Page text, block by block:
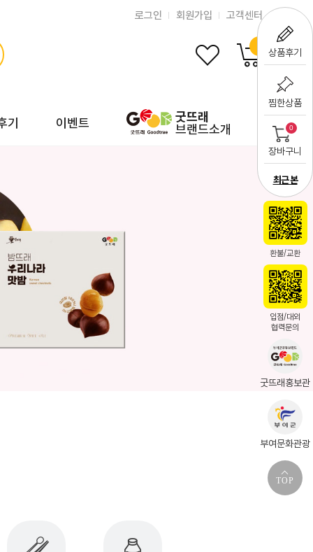
상품후기
찜한상품
0
장바구니
최근 본
환불/교환
입점/대외
협력문의
굿뜨래홍보관
부여문화관광
TOP
로그인 회원가입 고객센터
기 이벤트
굿뜨래
브랜드소개